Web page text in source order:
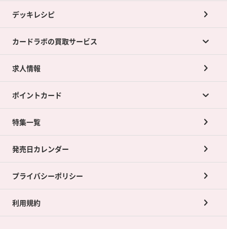
デッキレシピ
カードラボの買取サービス
カードラボの買取サービスTOP
店舗買取について
ネット買取について
買取承諾書について
求人情報
ポイントカード
ポイントカードTOP
ポイント交換景品
特集一覧
発売日カレンダー
プライバシーポリシー
利用規約